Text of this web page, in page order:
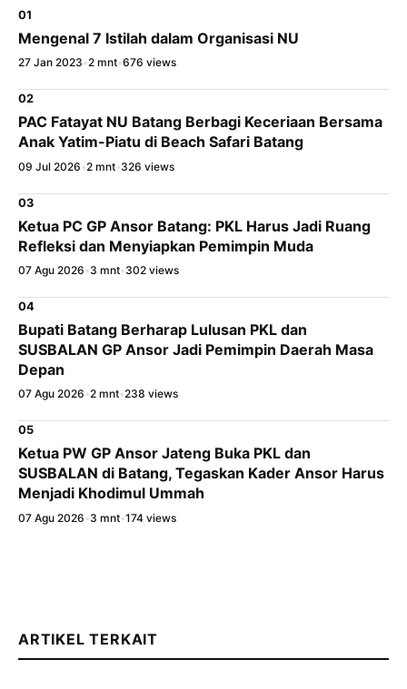
01
Mengenal 7 Istilah dalam Organisasi NU
27 Jan 2023 •2 mnt•676 views
02
PAC Fatayat NU Batang Berbagi Keceriaan Bersama
Anak Yatim-Piatu di Beach Safari Batang
09 Jul 2026 •2 mnt•326 views
03
Ketua PC GP Ansor Batang: PKL Harus Jadi Ruang
Refleksi dan Menyiapkan Pemimpin Muda
07 Agu 2026 •3 mnt•302 views
04
Bupati Batang Berharap Lulusan PKL dan
SUSBALAN GP Ansor Jadi Pemimpin Daerah Masa
Depan
07 Agu 2026 •2 mnt•238 views
05
Ketua PW GP Ansor Jateng Buka PKL dan
SUSBALAN di Batang, Tegaskan Kader Ansor Harus
Menjadi Khodimul Ummah
07 Agu 2026 •3 mnt•174 views
ARTIKEL TERKAIT